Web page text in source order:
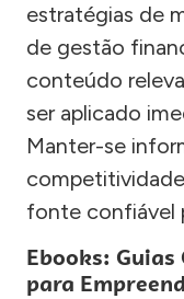
estratégias de
de gestão
conteúdo
ser aplicado
Manter-se
fonte confiável
Ebooks:
para